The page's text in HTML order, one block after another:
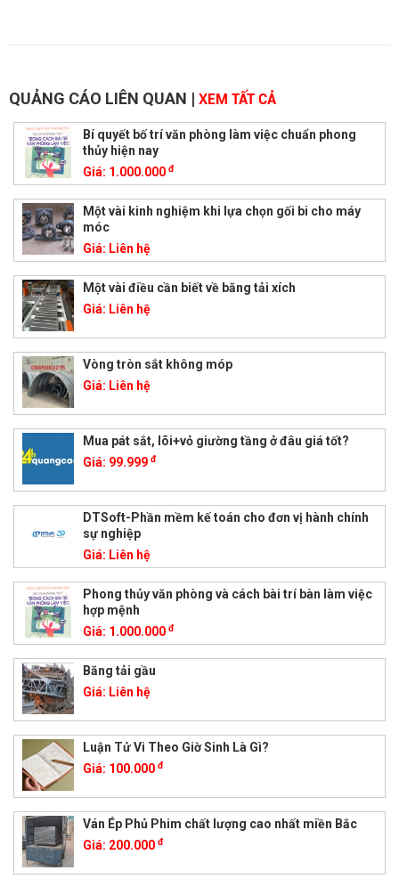
QUẢNG CÁO LIÊN QUAN | XEM TẤT CẢ
Bí quyết bố trí văn phòng làm việc chuẩn phong
thủy hiện nay
Giá: 1.000.000 đ
Một vài kinh nghiệm khi lựa chọn gối bi cho máy
móc
Giá: Liên hệ
Một vài điều cần biết về băng tải xích
Giá: Liên hệ
Vòng tròn sắt không móp
Giá: Liên hệ
Mua pát sắt, lõi+vỏ giường tầng ở đâu giá tốt?
Giá: 99.999 đ
DTSoft-Phần mềm kế toán cho đơn vị hành chính
sự nghiệp
Giá: Liên hệ
Phong thủy văn phòng và cách bài trí bàn làm việc
hợp mệnh
Giá: 1.000.000 đ
Băng tải gầu
Giá: Liên hệ
Luận Tử Vi Theo Giờ Sinh Là Gì?
Giá: 100.000 đ
Ván Ép Phủ Phim chất lượng cao nhất miền Bắc
Giá: 200.000 đ